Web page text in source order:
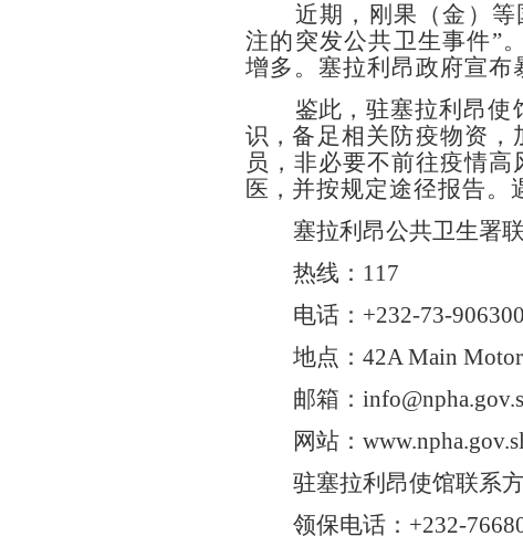
近期， 刚果（金）
注的突发公共卫生事件”
增多。 塞拉利昂政府宣布
鉴此， 驻塞拉利昂使
识，备足相关防疫物资，
员，非必要不前往疫情
医， 并按规定途径报告。
塞拉利昂公共卫生署
热线：117
电话：+232-73-
地点：42A Main
邮箱：
网站：
驻塞拉利昂使馆联系
领保电话：+232-